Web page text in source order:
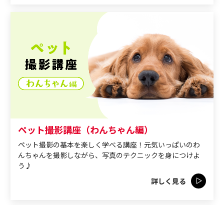
ペット撮影講座（わんちゃん編）
ペット撮影の基本を楽しく学べる講座！元気いっぱいのわ
んちゃんを撮影しながら、写真のテクニックを身につけよ
う♪
詳しく見る